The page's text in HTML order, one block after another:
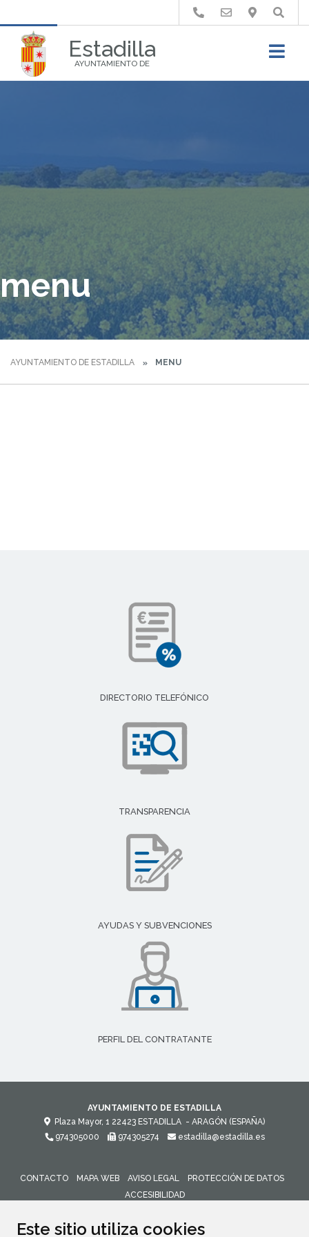
Este sitio utiliza cookies
Estadilla
AYUNTAMIENTO DE
Buscar
menu
AYUNTAMIENTO DE ESTADILLA MENU
DIRECTORIO TELEFÓNICO
TRANSPARENCIA
AYUDAS Y SUBVENCIONES
PERFIL DEL CONTRATANTE
AYUNTAMIENTO DE ESTADILLA
Plaza Mayor, 1 22423 ESTADILLA - ARAGÓN (ESPAÑA)
974305000
974305274 estadilla@estadilla.es
CONTACTO MAPA WEB AVISO LEGAL
PROTECCIÓN DE DATOS
ACCESIBILIDAD